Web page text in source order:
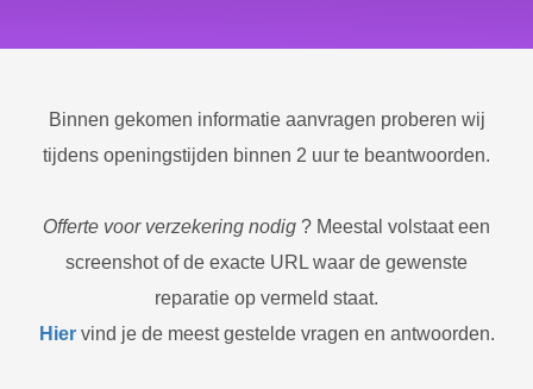
Binnen gekomen informatie aanvragen proberen wij
tijdens openingstijden binnen 2 uur te beantwoorden.
Offerte voor verzekering nodig ? Meestal volstaat een
screenshot of de exacte URL waar de gewenste
reparatie op vermeld staat.
Hiervind je de meest gestelde vragen en antwoorden.